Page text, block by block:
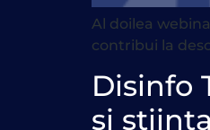
Al doilea
contribui la
Disinfo
și